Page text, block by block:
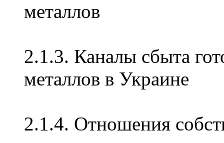
металлов
2.1.3. Каналы сбыта
металлов в Украине
2.1.4. Отношения